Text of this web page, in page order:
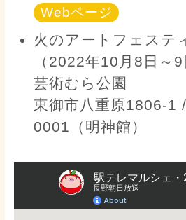
Webページ
火のアートフェステ
（2022年10月8日～9
芸術むら公園
東御市八重原1806-1
0001（明神館）